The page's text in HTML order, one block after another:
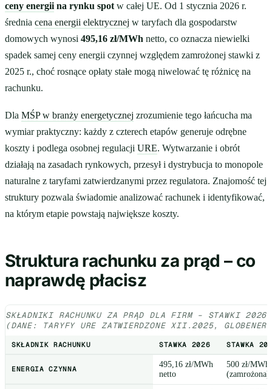
ceny energii na rynku spot w całej UE. Od 1 stycznia 2026 r.
średnia cena energii elektrycznej w taryfach dla gospodarstw
domowych wynosi 495,16 zł/MWh netto, co oznacza niewielki
spadek samej ceny energii czynnej względem zamrożonej stawki z
2025 r., choć rosnące opłaty stałe mogą niwelować tę różnicę na
rachunku.
Dla MŚP w branży energetycznej zrozumienie tego łańcucha ma
wymiar praktyczny: każdy z czterech etapów generuje odrębne
koszty i podlega osobnej regulacji URE. Wytwarzanie i obrót
działają na zasadach rynkowych, przesył i dystrybucja to monopole
naturalne z taryfami zatwierdzanymi przez regulatora. Znajomość tej
struktury pozwala świadomie analizować rachunek i identyfikować,
na którym etapie powstają największe koszty.
Struktura rachunku za prąd – co
naprawdę płacisz
SKŁADNIKI RACHUNKU ZA PRĄD DLA FIRM – STAWKI
(DANE: TARYFY URE ZATWIERDZONE XII.2025,
SKŁADNIK RACHUNKU STAWKA 2026 STAWKA
ENERGIA CZYNNA
495,16 zł/MWh
netto
500 zł/MWh
(zamrożona)